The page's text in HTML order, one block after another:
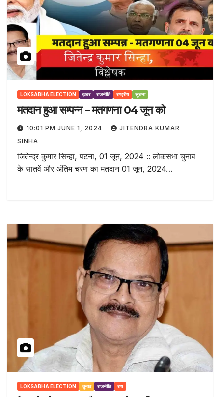
LOKSABHA ELECTION ख़बर राजनीति राष्ट्रीय सूचना
मतदान हुआ सम्पन्न – मतगणना 04 जून को
10:01 PM JUNE 1, 2024
JITENDRA KUMAR
SINHA
जितेन्द्र कुमार सिन्हा, पटना, 01 जून, 2024 :: लोकसभा चुनाव
के सातवें और अंतिम चरण का मतदान 01 जून, 2024…
LOKSABHA ELECTION चुनाव राजनीति राय